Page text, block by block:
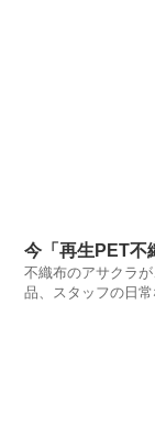
今「再生PET不
不織布のアサクラ
品、スタッフの日